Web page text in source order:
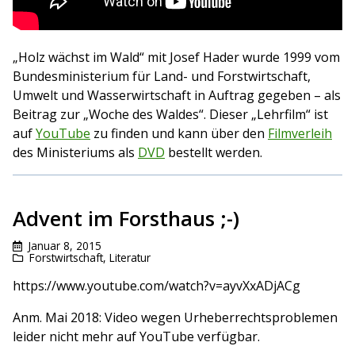
„Holz wächst im Wald“ mit Josef Hader wurde 1999 vom
Bundesministerium für Land- und Forstwirtschaft,
Umwelt und Wasserwirtschaft in Auftrag gegeben – als
Beitrag zur „Woche des Waldes“. Dieser „Lehrfilm“ ist
aufYouTube zu finden und kann über den Filmverleih
des Ministeriums als DVD bestellt werden.
Advent im Forsthaus ;-)
Januar 8, 2015
Forstwirtschaft, Literatur
https://www.youtube.com/watch?v=ayvXxADjACg
Anm. Mai 2018: Video wegen Urheberrechtsproblemen
leider nicht mehr auf YouTube verfügbar.